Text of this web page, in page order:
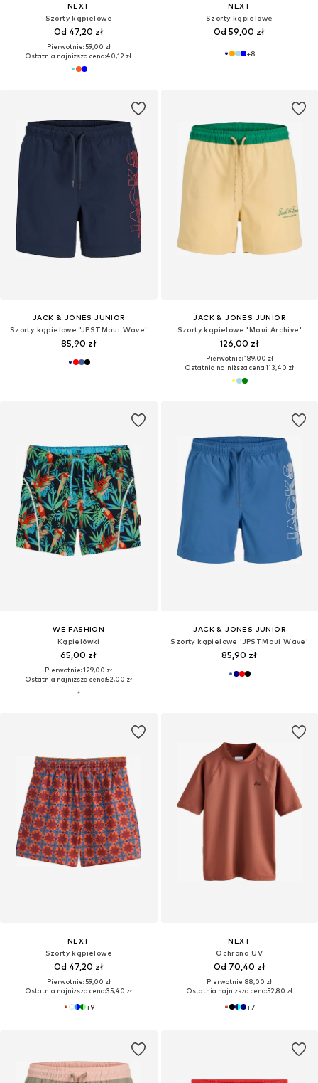
NEXT
Szorty kąpielowe
Od 47,20 zł
Pierwotnie: 59,00 zł
Ostatnia najniższa cena:40,12 zł
NEXT
Szorty kąpielowe
Od 59,00 zł
+8
JACK & JONES JUNIOR
Szorty kąpielowe 'JPSTMaui Wave'
85,90 zł
JACK & JONES JUNIOR
Szorty kąpielowe 'Maui Archive'
126,00 zł
Pierwotnie: 189,00 zł
Ostatnia najniższa cena:113,40 zł
WE FASHION
Kąpielówki
65,00 zł
Pierwotnie: 129,00 zł
Ostatnia najniższa cena:52,00 zł
JACK & JONES JUNIOR
Szorty kąpielowe 'JPSTMaui Wave'
85,90 zł
NEXT
Szorty kąpielowe
Od 47,20 zł
Pierwotnie: 59,00 zł
Ostatnia najniższa cena:35,40 zł
+9
NEXT
Ochrona UV
Od 70,40 zł
Pierwotnie: 88,00 zł
Ostatnia najniższa cena:52,80 zł
+7